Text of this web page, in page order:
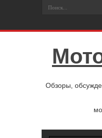
Обзоры,